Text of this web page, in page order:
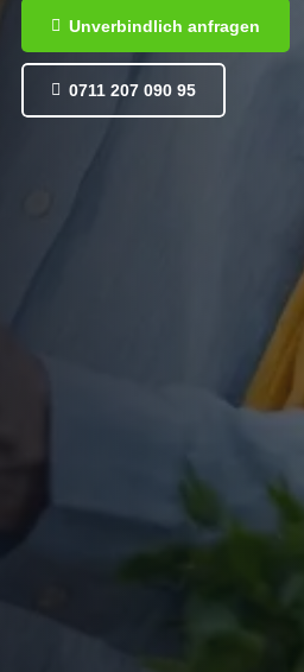
Unverbindlich anfragen
0711 207 090 95